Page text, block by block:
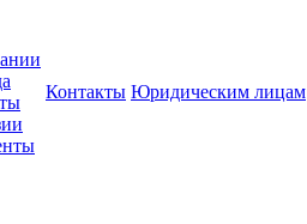
Контакты Юридическим лицам